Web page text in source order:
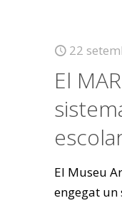
22
El
El Museu
engegat un